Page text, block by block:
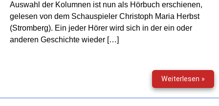
Auswahl der Kolumnen ist nun als Hörbuch erschienen,
gelesen von dem Schauspieler Christoph Maria Herbst
(Stromberg). Ein jeder Hörer wird sich in der ein oder
anderen Geschichte wieder […]
Weiterlesen »Ich
bin
ein